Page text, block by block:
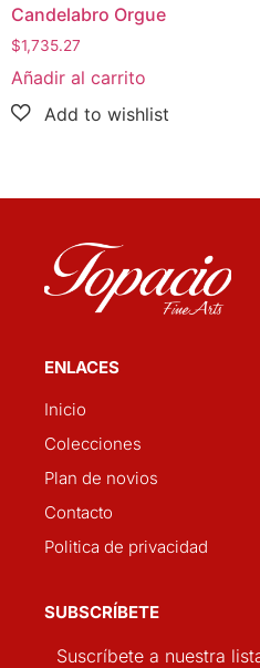
Candelabro Orgue
$1,735.27
Añadir al carrito
ENLACES
Inicio
Colecciones
Plan de novios
Contacto
Politica de privacidad
SUBSCRÍBETE
Suscríbete a nuestra